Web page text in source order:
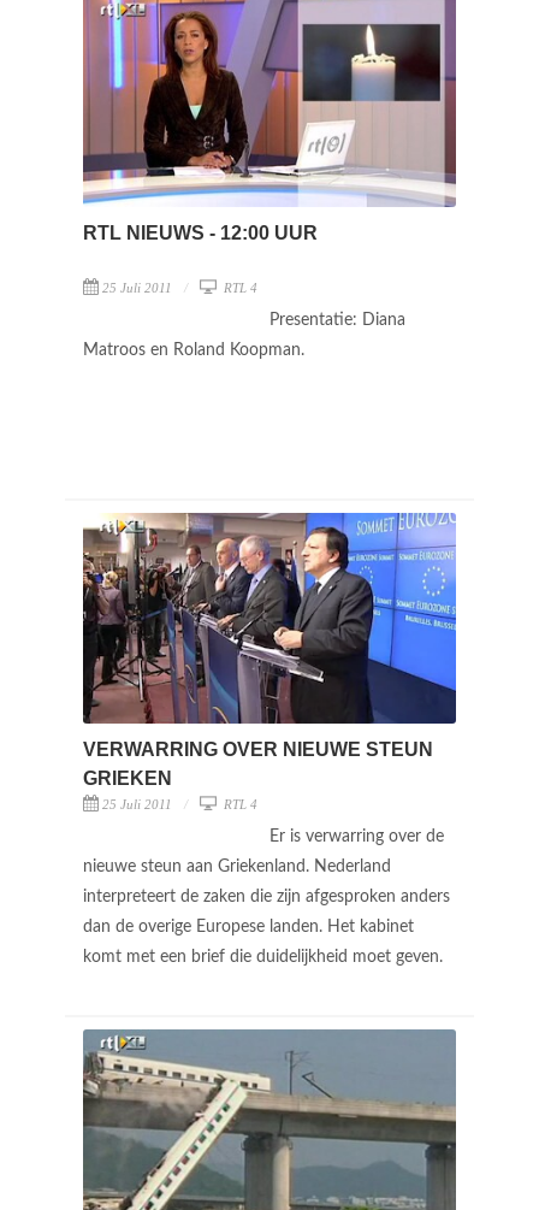
RTL NIEUWS - 12:00 UUR
25 Juli 2011 RTL 4
Presentatie: Diana
Matroos en Roland Koopman.
VERWARRING OVER NIEUWE STEUN
GRIEKEN
25 Juli 2011 RTL 4
Er is verwarring over de
nieuwe steun aan Griekenland. Nederland
interpreteert de zaken die zijn afgesproken anders
dan de overige Europese landen. Het kabinet
komt met een brief die duidelijkheid moet geven.